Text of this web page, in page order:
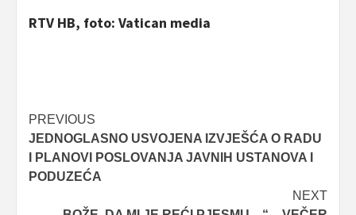
RTV HB, foto: Vatican media
Post
navigation
PREVIOUS
JEDNOGLASNO USVOJENA IZVJEŠĆA O RADU
I PLANOVI POSLOVANJA JAVNIH USTANOVA I
PODUZEĆA
NEXT